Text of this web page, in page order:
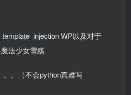
。（不会python真难写